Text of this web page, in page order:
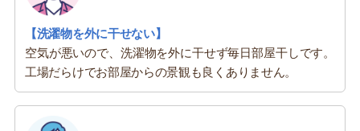
【洗濯物を外に干せない】
空気が悪いので、洗濯物を外に干せず毎日部屋干しです。
工場だらけでお部屋からの景観も良くありません。